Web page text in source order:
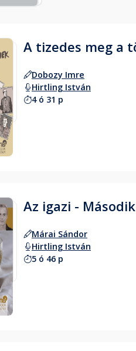
A tizedes meg a
Dobozy Imre
Hirtling István
4 ó 31 p
Az igazi -
Márai Sándor
Hirtling István
5 ó 46 p